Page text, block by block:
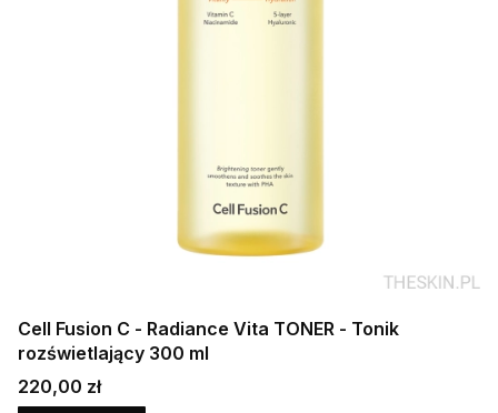
Cell Fusion C - Radiance Vita TONER - Tonik
rozświetlający 300 ml
Cena
220,00 zł